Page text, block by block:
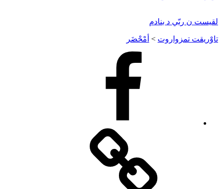
لقيست ن ربّي د بنادم
تاوْريقت تمزواروت > أمْحْضَر